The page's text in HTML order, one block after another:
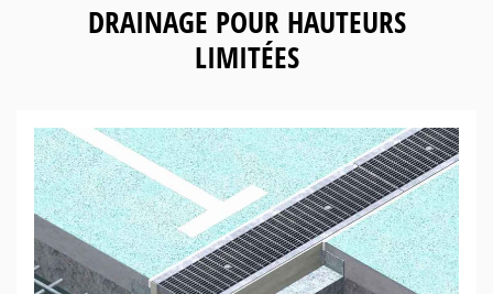
DRAINAGE POUR HAUTEURS
LIMITÉES